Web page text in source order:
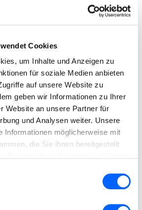
Cookies
um Inhalte und Anzeigen zu
für soziale Medien anbieten
auf unsere Website zu
geben wir Informationen zu Ihrer
Website an unsere Partner für
und Analysen weiter. Unsere
Informationen möglicherweise mit
die Sie ihnen bereitgestellt
Mankido-Terminal Happy
Zeitraum Extra- oder
sammeln. So schaffst du
Einkäufe außerhalb der